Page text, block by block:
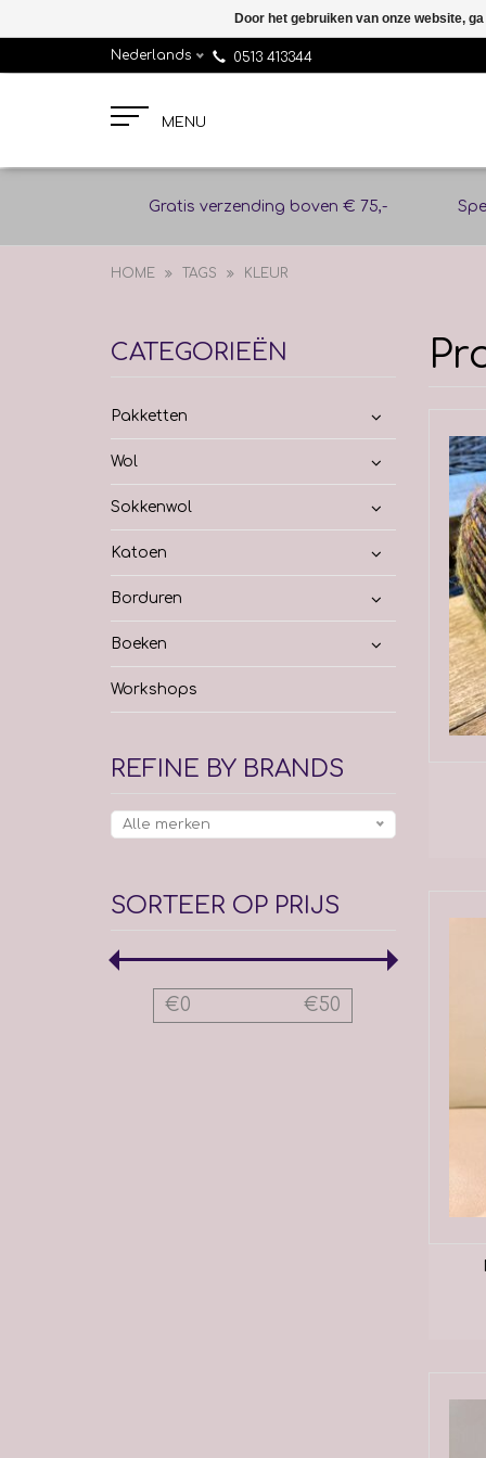
Nederlands 0513 413344
MENU
Gratis verzending boven € 75,-
HOME TAGS KLEUR
CATEGORIEËN
Pakketten
Wol
Sokkenwol
Katoen
Borduren
Boeken
Workshops
REFINE BY BRANDS
Alle merken
SORTEER OP PRIJS
€0 €50
Door het gebruiken van onze website,